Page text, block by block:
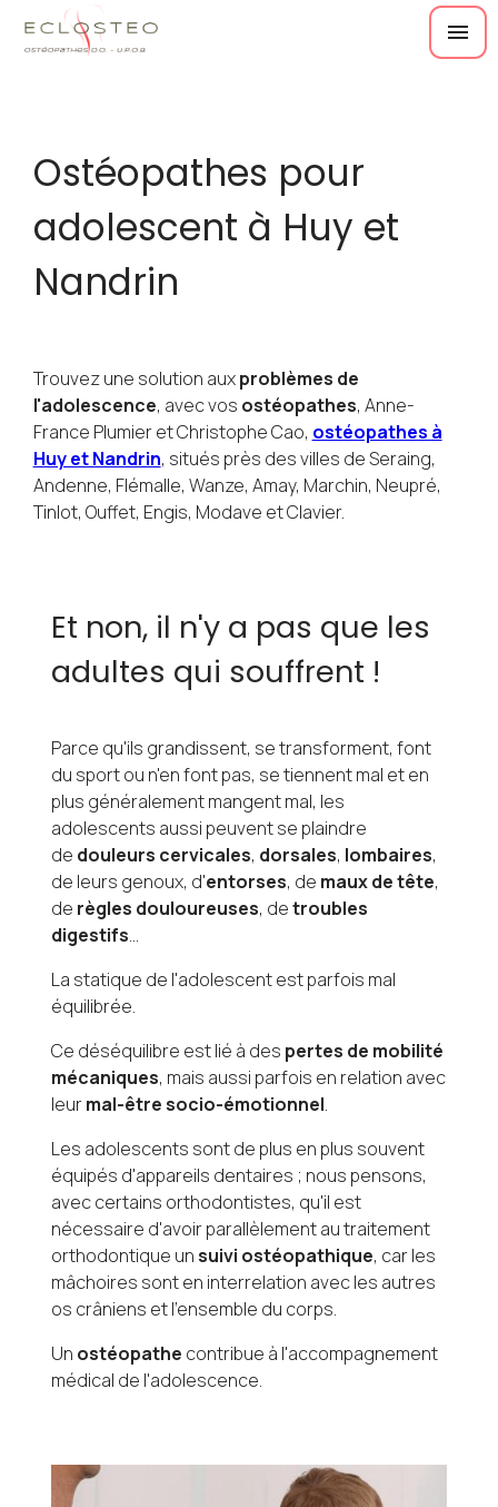
menu
Ostéopathes pour
adolescent à Huy et
Nandrin
Trouvez une solution auxproblèmes de
l'adolescence, avec vos ostéopathes, Anne-
France Plumier et Christophe Cao, ostéopathes à
Huy et Nandrin, situés près des villes de Seraing,
Andenne, Flémalle, Wanze, Amay, Marchin, Neupré,
Tinlot, Ouffet, Engis, Modave et Clavier.
Et non, il n'y a pas que les
adultes qui souffrent !
Parce qu'ils grandissent, se transforment, font
du sport ou n'en font pas, se tiennent mal et en
plus généralement mangent mal, les
adolescents aussi peuvent se plaindre
de douleurs cervicales, dorsales, lombaires,
de leurs genoux, d'entorses, de maux de tête,
de règles douloureuses, detroubles
digestifs...
La statique de l'adolescent est parfois mal
équilibrée.
Ce déséquilibre est lié à des pertes de mobilité
mécaniques, mais aussi parfois en relation avec
leurmal-être socio-émotionnel.
Les adolescents sont de plus en plus souvent
équipés d'appareils dentaires ; nous pensons,
avec certains orthodontistes, qu'il est
nécessaire d'avoir parallèlement au traitement
orthodontique unsuivi ostéopathique, car les
mâchoires sont en interrelation avec les autres
os crâniens et l'ensemble du corps.
Un ostéopathe contribue à l'accompagnement
médical de l'adolescence.
Panneau de gestion des cookies